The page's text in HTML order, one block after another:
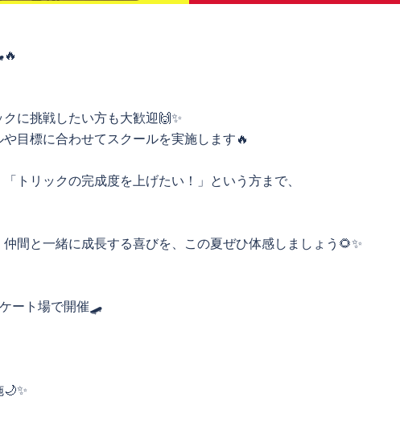
に挑戦したい方も大歓迎🙌✨
目標に合わせてスクールを実施します🔥
トリックの完成度を上げたい！」という方まで、
間と一緒に成長する喜びを、この夏ぜひ体感しましょう🌻✨
ート場で開催🛹